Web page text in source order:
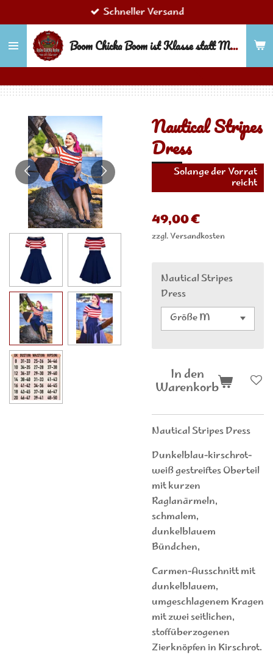
Hauptinhalt
springen
Boom Chicka Boom ist Klasse statt Masse!
Schneller Versand
Nautical Stripes
Dress
Solange der Vorrat
reicht
49,00 €
zzgl. Versandkosten
Nautical Stripes
Dress
In den
Warenkorb
Nautical Stripes Dress
Dunkelblau-kirschrot-
weiß gestreiftes Oberteil
mit kurzen
Raglanärmeln,
schmalem,
dunkelblauem
Bündchen,
Carmen-Ausschnitt mit
dunkelblauem,
umgeschlagenem Kragen
mit zwei seitlichen,
stoffüberzogenen
Zierknöpfen in Kirschrot.